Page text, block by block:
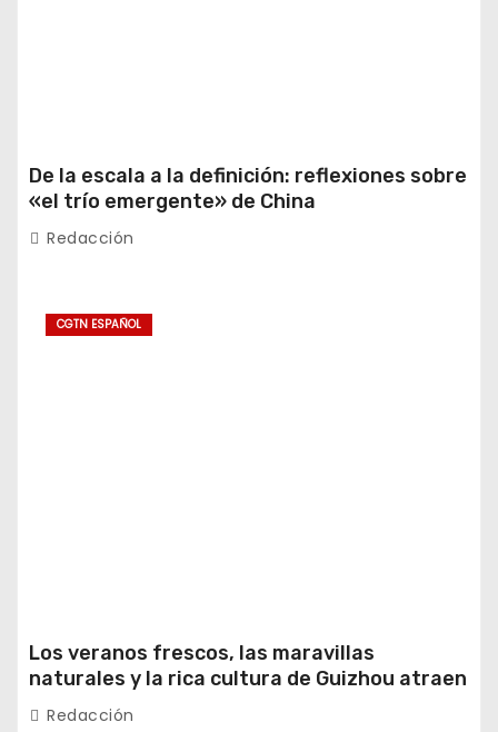
De la escala a la definición: reflexiones sobre
«el trío emergente» de China
Redacción
CGTN ESPAÑOL
Los veranos frescos, las maravillas
naturales y la rica cultura de Guizhou atraen
a turistas extranjeros
Redacción